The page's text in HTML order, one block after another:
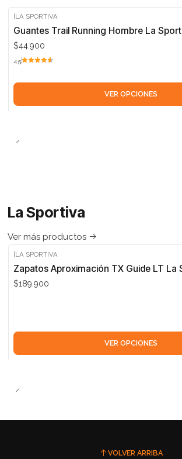
LA SPORTIVA
Guantes Trail Running Hombre La
$44.900
4.5
VER OPCIONES
La Sportiva
Ver más productos
LA SPORTIVA
Zapatos Aproximación TX Guide LT La
$189.900
VER OPCIONES
VOLVER ARRIBA